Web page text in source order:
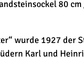
80
wurde 1927 der
Karl und